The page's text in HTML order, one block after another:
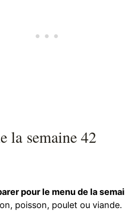
la semaine 42
pour le menu de la
poisson, poulet ou viande.